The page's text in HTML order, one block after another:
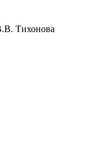
Тихонова